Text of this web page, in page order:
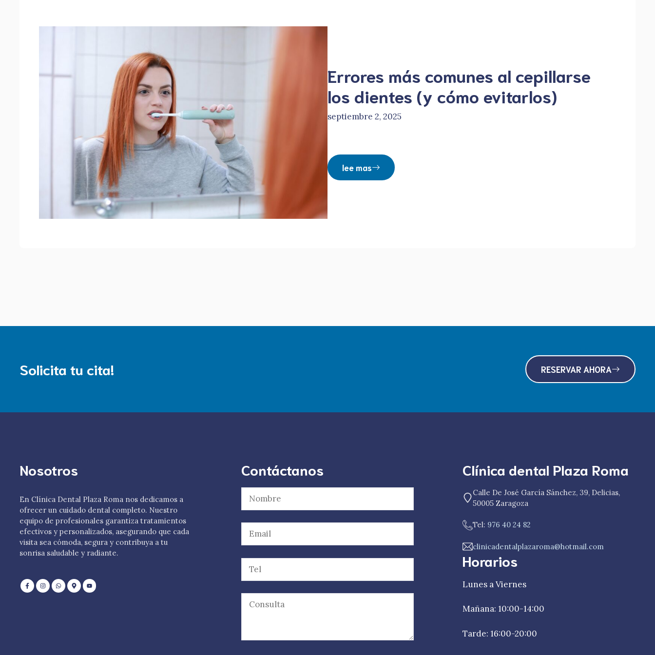
Errores más comunes al cepillarse
los dientes (y cómo evitarlos)
septiembre 2, 2025
lee mas
Solicita tu cita! RESERVAR AHORA
Nosotros
En Clínica Dental Plaza Roma nos dedicamos a
ofrecer un cuidado dental completo. Nuestro
equipo de profesionales garantiza tratamientos
efectivos y personalizados, asegurando que cada
visita sea cómoda, segura y contribuya a tu
sonrisa saludable y radiante.
Contáctanos Clínica dental Plaza Roma
Calle De José García Sánchez, 39, Delicias,
50005 Zaragoza
Tel: 976 40 24 82
clinicadentalplazaroma@hotmail.com
Horarios
Lunes a Viernes
Mañana: 10:00-14:00
Tarde: 16:00-20:00